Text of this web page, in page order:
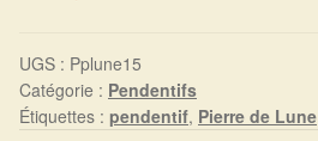
Déco
UGS : Pplune15
Catégorie : Pendentifs
Étiquettes : pendentif, Pierre de Lune